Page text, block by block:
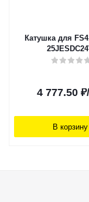
Катушка для
4 777.50 ₽
В корзину